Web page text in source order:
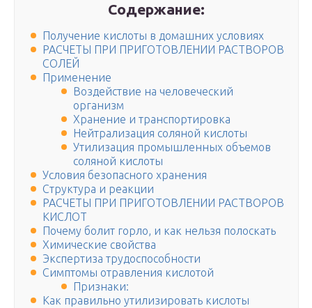
Содержание:
Получение кислоты в домашних условиях
РАСЧЕТЫ ПРИ ПРИГОТОВЛЕНИИ РАСТВОРОВ
СОЛЕЙ
Применение
Воздействие на человеческий
организм
Хранение и транспортировка
Нейтрализация соляной кислоты
Утилизация промышленных объемов
соляной кислоты
Условия безопасного хранения
Структура и реакции
РАСЧЕТЫ ПРИ ПРИГОТОВЛЕНИИ РАСТВОРОВ
КИСЛОТ
Почему болит горло, и как нельзя полоскать
Химические свойства
Экспертиза трудоспособности
Симптомы отравления кислотой
Признаки:
Как правильно утилизировать кислоты